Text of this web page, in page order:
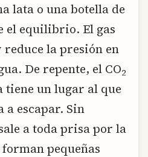
lata o una botella de
el equilibrio. El gas
la presión en
De repente, el CO2
tiene un lugar al que
a escapar. Sin
a toda prisa por la
pequeñas